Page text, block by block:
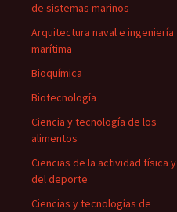
de sistemas marinos
Arquitectura naval e ingeniería
marítima
Bioquímica
Biotecnología
Ciencia y tecnología de los
alimentos
Ciencias de la actividad física y
del deporte
Ciencias y tecnologías de